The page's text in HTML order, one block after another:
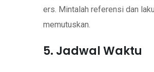
ers. Mintalah referensi dan
memutuskan.
5. Jadwal Waktu